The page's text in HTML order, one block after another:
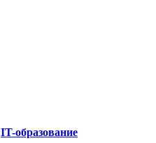
IT-образование